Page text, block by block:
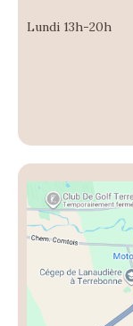
Lundi 13h-20h